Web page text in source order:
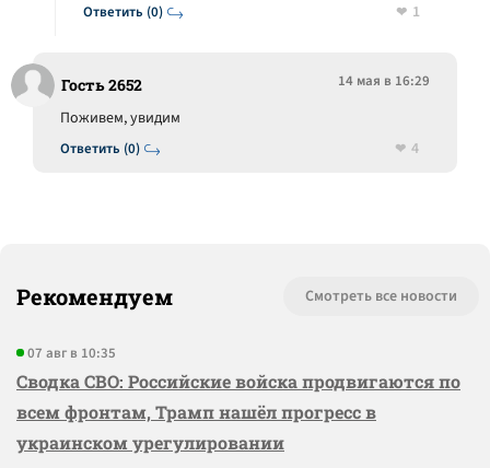
Ответить (0)
1
Гость 2652 14 мая в 16:29
Ответить (0)
Поживем, увидим
4
Рекомендуем Смотреть все новости
07 авг в 10:35
Сводка СВО: Российские войска продвигаются по
всем фронтам, Трамп нашёл прогресс в
украинском урегулировании